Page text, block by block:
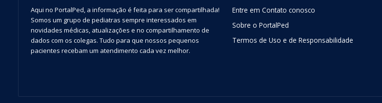
Aqui no PortalPed, a informação é feita para ser compartilhada!
Somos um grupo de pediatras sempre interessados em
novidades médicas, atualizações e no compartilhamento de
dados com os colegas. Tudo para que nossos pequenos
pacientes recebam um atendimento cada vez melhor.
Entre em Contato conosco
Sobre o PortalPed
Termos de Uso e de Responsabilidade